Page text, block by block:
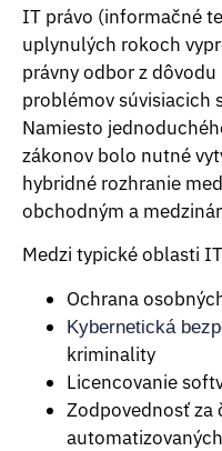
IT právo (informačné
uplynulých rokoch
právny odbor z
problémov súvisiacich
Namiesto
zákonov bolo nutné
hybridné rozhranie
obchodným a
Medzi typické oblasti
Ochrana
Kybernetická
kriminality
Licencovanie
Zodpovednosť za